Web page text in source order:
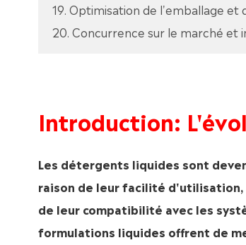
19. Optimisation de l'emballage et
20. Concurrence sur le marché et
Introduction:
Les détergents liquides sont
raison de leur facilité
de leur compatibilité avec les
formulations liquides offrent de